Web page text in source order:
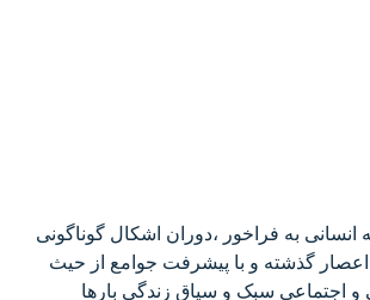
انسانی به فراخور ،دوران اشکال گوناگونی
گذشته و با پیشرفت جوامع از حیث
و اجتماعی سبک و سیاق زندگی بارها